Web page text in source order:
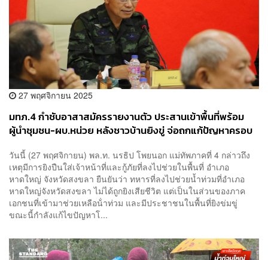
27 พฤศจิกายน 2025
มทภ.4 กำชับอาสาสมัครรายงานตัว ประสานเข้าพื้นที่พร้อม
ผู้นำชุมชน-ผบ.หน่วย หลังชาวบ้านยิงขู่ จ่อถกแก้ปัญหาครอบ
วันนี้ (27 พฤศจิกายน) พล.ท. นรธิป โพยนอก แม่ทัพภาคที่ 4 กล่าวถึง
เหตุมีการยิงปืนใส่เจ้าหน้าที่และกู้ภัยที่ลงไปช่วยในพื้นที่ อำเภอ
หาดใหญ่ จังหวัดสงขลา ยืนยันว่า ทหารที่ลงไปช่วยน้ำท่วมที่อําเภอ
หาดใหญ่จังหวัดสงขลา ไม่ได้ถูกยิงเสียชีวิต แต่เป็นในส่วนของภาค
เอกชนที่เข้ามาช่วยเหลือน้ําท่วม และมีประชาชนในพื้นที่ยิงข่มขู่
ขณะนี้กําลังแก้ไขปัญหาโ...